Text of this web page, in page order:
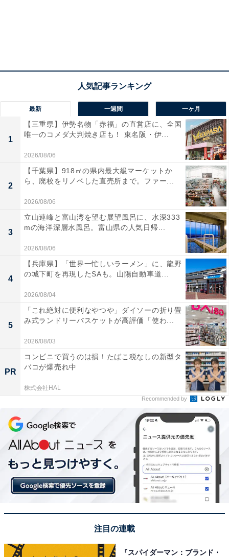
最新 一週間 一ヶ月
1
【三重県】伊勢名物「赤福」の直営店に、全国
唯一のコメダ大判焼き店も！ 東名阪・伊...
2026/08/06
2
【千葉県】918㎡の県内最大級マーケットか
ら、廃校をリノベした直売所まで。ファー...
2026/08/06
3
立山連峰と富山湾を望む展望風呂に、水深333
mの海洋深層水風呂。富山県の人気日帰...
2026/08/06
4
【兵庫県】「世界一忙しいラーメン」に、龍野
の城下町を再現したSAも。山陽自動車道...
2026/08/04
5
「これ絶対に便利なやつや」ダイソーの折り畳
み式ランドリーバスケットが高評価「使わ...
2026/08/03
PR
コンビニで買うのは損！たばこ税なしの新型タ
バコが爆売れ中
株式会社HAL
Recommended by
注目の連載
『スパイダーマン：ブランド・